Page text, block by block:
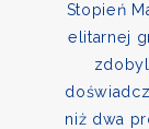
Stopień
elitarnej
niż dwa